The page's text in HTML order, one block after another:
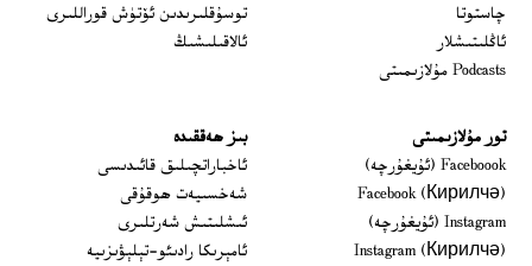
چاستوتا
ئاڭلىتىشلار
Podcasts مۇلازىمىتى
توسۇقلىرىدىن ئۆتۈش قوراللىرى
ئالاقىلىشىڭ
تور مۇلازىمىتى
Faceboook (ئۇيغۇرچە)
Opens in new window
Facebook (Кирилчә)
Opens in new window
Instagram (ئۇيغۇرچە)
Opens in new window
Instagram (Кирилчә)
Opens in new window
بىز ھەققىدە
ئاخباراتچىلىق قائىدىسى
شەخسىيەت ھوقۇقى
ئىشلىتىش شەرتلىرى
ئامېرىكا رادىئو-تېلېۋىزىيە